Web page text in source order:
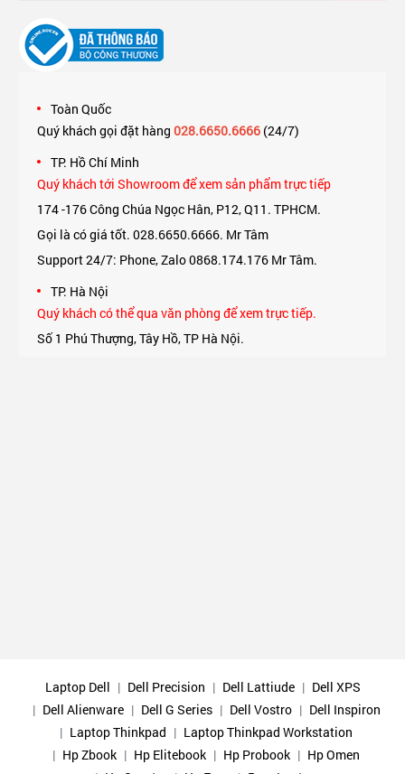
Toàn Quốc
Quý khách gọi đặt hàng 028.6650.6666(24/7)
TP. Hồ Chí Minh
Quý khách tới Showroom để xem sản phẩm trực tiếp
174 -176 Công Chúa Ngọc Hân, P12, Q11. TPHCM.
Gọi là có giá tốt. 028.6650.6666. Mr Tâm
Support 24/7: Phone, Zalo 0868.174.176 Mr Tâm.
TP. Hà Nội
Quý khách có thể qua văn phòng để xem trực tiếp.
Số 1 Phú Thượng, Tây Hồ, TP Hà Nội.
Laptop Dell Dell Precision Dell Lattiude
Dell XPS
Dell Alienware
Dell G Series Dell Vostro
Dell Inspiron
Laptop Thinkpad
Laptop Thinkpad Workstation
Hp Zbook
Hp Elitebook Hp Probook
Hp Omen